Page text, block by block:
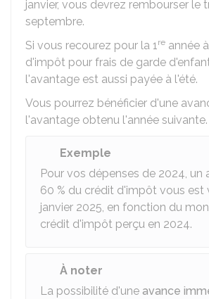
janvier, vous devrez rembourser le
septembre.
Si vous recourez pour la 1re année
d'impôt pour frais de garde
l'avantage est aussi payée à l'été.
Vous pourrez bénéficier d'une
l'avantage obtenu l'année suivante.
Exemple
Pour vos dépenses de 2024,
60 % du crédit d'impôt vous est
janvier 2025, en fonction du
crédit d'impôt perçu en 2024.
À noter
La possibilité d'une avance